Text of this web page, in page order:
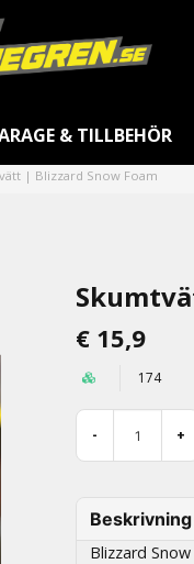
& TILLBEHÖR
| Blizzard Snow Foam
€ 15,9
174
- +
Beskrivning
Blizzard